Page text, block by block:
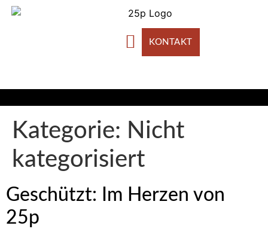
KONTAKT
Kategorie: Nicht
kategorisiert
Geschützt: Im Herzen von
25p